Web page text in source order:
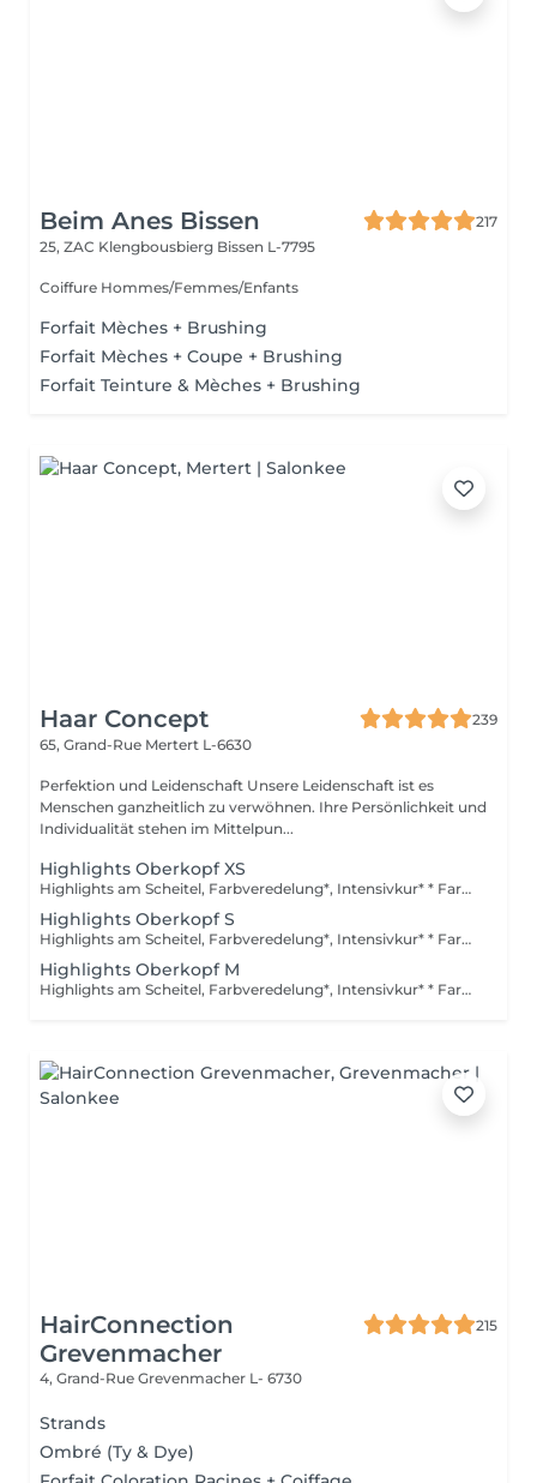
Beim Anes Bissen
217
25, ZAC Klengbousbierg Bissen L-7795
Coiffure Hommes/Femmes/Enfants
Forfait Mèches + Brushing
Forfait Mèches + Coupe + Brushing
Forfait Teinture & Mèches + Brushing
Haar Concept
239
65, Grand-Rue Mertert L-6630
Perfektion und Leidenschaft Unsere Leidenschaft ist es
Menschen ganzheitlich zu verwöhnen. Ihre Persönlichkeit und
Individualität stehen im Mittelpun...
Highlights Oberkopf XS
Highlights am Scheitel, Farbveredelung*, Intensivkur* * Farbveredelung: Nach dem Blondieren verleiht das Glossing dem Haar brillanten Glanz, veredelt den Farbton und sorgt für ein harmonisch strahlendes Ergebnis. Die pflegende Formel schließt die Schuppenschicht, neutralisiert unerwünschte Reflexe und hinterlässt das Haar geschmeidig, glänzend und gesund aussehend. *Intensivkur: Versorgt das Haar mit hochkonzentrierten Pflegewirkstoffen, die tief in die Haarstruktur eindringen und Schäden gezielt reparieren
Highlights Oberkopf S
Highlights am Scheitel, Farbveredelung*, Intensivkur* * Farbveredelung: Nach dem Blondieren verleiht das Glossing dem Haar brillanten Glanz, veredelt den Farbton und sorgt für ein harmonisch strahlendes Ergebnis. Die pflegende Formel schließt die Schuppenschicht, neutralisiert unerwünschte Reflexe und hinterlässt das Haar geschmeidig, glänzend und gesund aussehend. *Intensivkur: Versorgt das Haar mit hochkonzentrierten Pflegewirkstoffen, die tief in die Haarstruktur eindringen und Schäden gezielt reparieren
Highlights Oberkopf M
Highlights am Scheitel, Farbveredelung*, Intensivkur* * Farbveredelung: Nach dem Blondieren verleiht das Glossing dem Haar brillanten Glanz, veredelt den Farbton und sorgt für ein harmonisch strahlendes Ergebnis. Die pflegende Formel schließt die Schuppenschicht, neutralisiert unerwünschte Reflexe und hinterlässt das Haar geschmeidig, glänzend und gesund aussehend. *Intensivkur: Versorgt das Haar mit hochkonzentrierten Pflegewirkstoffen, die tief in die Haarstruktur eindringen und Schäden gezielt reparieren
HairConnection
Grevenmacher
215
4, Grand-Rue Grevenmacher L- 6730
Strands
Ombré (Ty & Dye)